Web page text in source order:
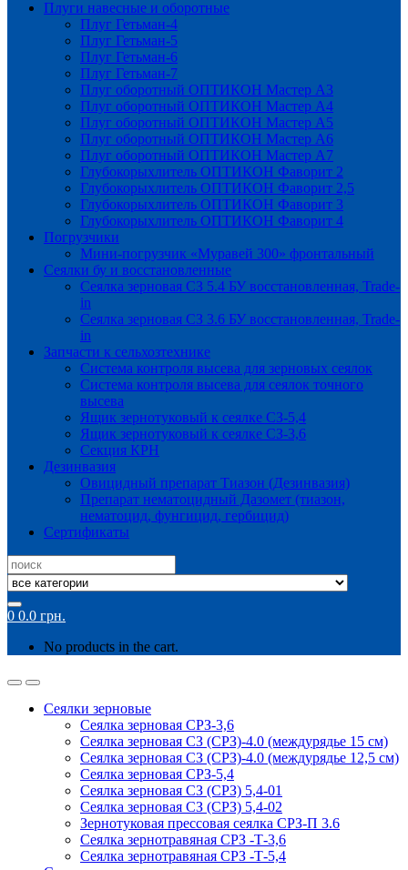
Плуги навесные и оборотные
Плуг Гетьман-4
Плуг Гетьман-5
Плуг Гетьман-6
Плуг Гетьман-7
Плуг оборотный ОПТИКОН Мастер А3
Плуг оборотный ОПТИКОН Мастер А4
Плуг оборотный ОПТИКОН Мастер А5
Плуг оборотный ОПТИКОН Мастер А6
Плуг оборотный ОПТИКОН Мастер А7
Глубокорыхлитель ОПТИКОН Фаворит 2
Глубокорыхлитель ОПТИКОН Фаворит 2,5
Глубокорыхлитель ОПТИКОН Фаворит 3
Глубокорыхлитель ОПТИКОН Фаворит 4
Погрузчики
Мини-погрузчик «Муравей 300» фронтальный
Сеялки бу и восстановленные
Сеялка зерновая СЗ 5.4 БУ восстановленная, Trade-
in
Сеялка зерновая СЗ 3.6 БУ восстановленная, Trade-
in
Запчасти к сельхозтехнике
Система контроля высева для зерновых сеялок
Система контроля высева для сеялок точного
высева
Ящик зернотуковый к сеялке СЗ-5,4
Ящик зернотуковый к сеялке СЗ-3,6
Секция КРН
Дезинвазия
Овицидный препарат Тиазон (Дезинвазия)
Препарат нематоцидный Дазомет (тиазон,
нематоцид, фунгицид, гербицид)
Сертификаты
Search
for:
0 0.0 грн.
No products in the cart.
Сеялки зерновые
Сеялка зерновая СРЗ-3,6
Сеялка зерновая СЗ (СРЗ)-4.0 (междурядье 15 см)
Сеялка зерновая СЗ (СРЗ)-4.0 (междурядье 12,5 см)
Сеялка зерновая СРЗ-5,4
Сеялка зерновая СЗ (СРЗ) 5,4-01
Сеялка зерновая СЗ (СРЗ) 5,4-02
Зернотуковая прессовая сеялка СРЗ-П 3.6
Сеялка зернотравяная СРЗ -Т-3,6
Сеялка зернотравяная СРЗ -Т-5,4